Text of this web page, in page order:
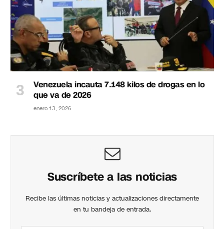
Venezuela incauta 7.148 kilos de drogas en lo
que va de 2026
enero 13, 2026
Suscríbete a las noticias
Recibe las últimas noticias y actualizaciones directamente
en tu bandeja de entrada.